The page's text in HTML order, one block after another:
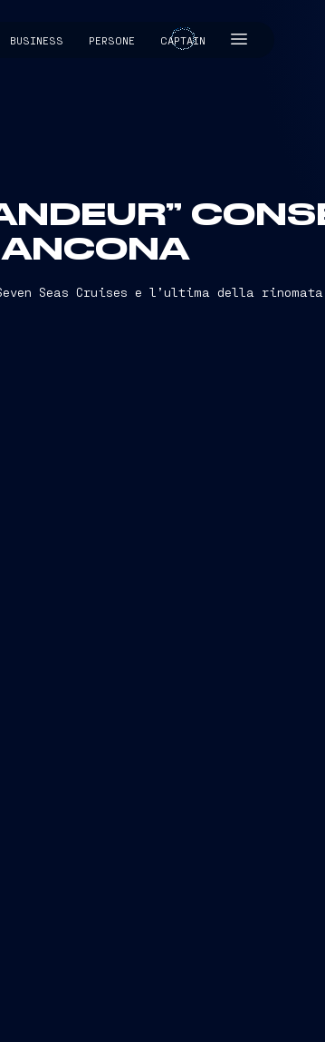
BUSINESS PERSONE CAPTAIN
CAPTAIN
ANCONA
Seas Cruises e l’ultima della